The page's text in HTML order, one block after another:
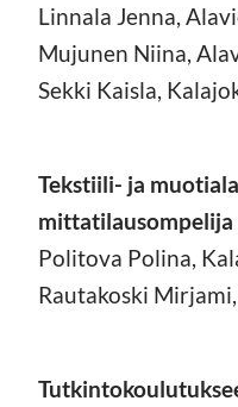
Linnala Jenna,
Mujunen Niina,
Sekki Kaisla,
Tekstiili- ja
mittatilausompelija
Politova Polina,
Rautakoski